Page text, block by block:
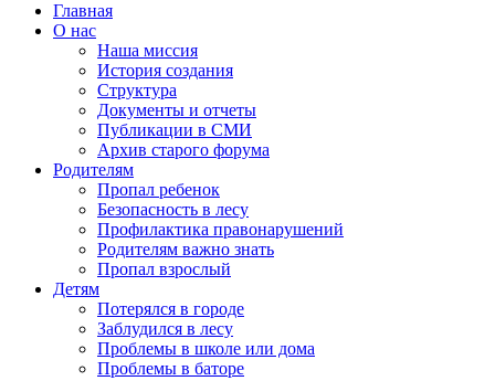
Главная
О нас
Наша миссия
История создания
Структура
Документы и отчеты
Публикации в СМИ
Архив старого форума
Родителям
Пропал ребенок
Безопасность в лесу
Профилактика правонарушений
Родителям важно знать
Пропал взрослый
Детям
Потерялся в городе
Заблудился в лесу
Проблемы в школе или дома
Проблемы в баторе